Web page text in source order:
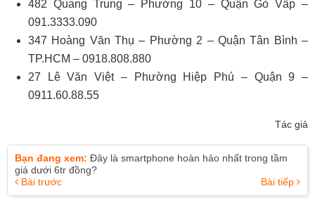
482 Quang Trung – Phường 10 – Quận Gò Vấp –
091.3333.090
347 Hoàng Văn Thụ – Phường 2 – Quận Tân Bình –
TP.HCM – ‎0918.808.880
27 Lê Văn Việt – Phường Hiệp Phú – Quận 9 –
0911.60.88.55
Tác giả
Bạn đang xem: Đây là smartphone hoàn hảo nhất trong tầm
giá dưới 6tr đồng?
Bài trước
Bài tiếp